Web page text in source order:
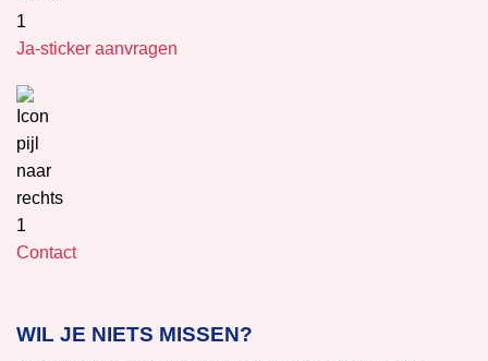
Ja-sticker aanvragen
Contact
WIL JE NIETS MISSEN?